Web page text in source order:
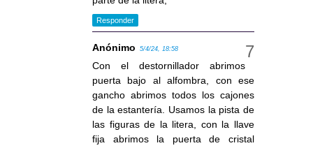
Responder
Anónimo 5/4/24, 18:58
Con el destornillador abrimos
puerta bajo al alfombra, con ese
gancho abrimos todos los cajones
de la estantería. Usamos la pista de
las figuras de la litera, con la llave
fija abrimos la puerta de cristal